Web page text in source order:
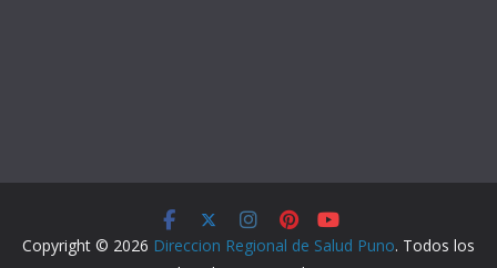
Copyright © 2026 Direccion Regional de Salud Puno. Todos los